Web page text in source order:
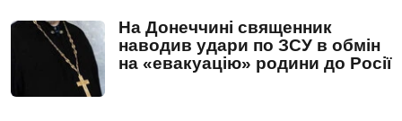
На Донеччині священник
наводив удари по ЗСУ в обмін
на «евакуацію» родини до Росії